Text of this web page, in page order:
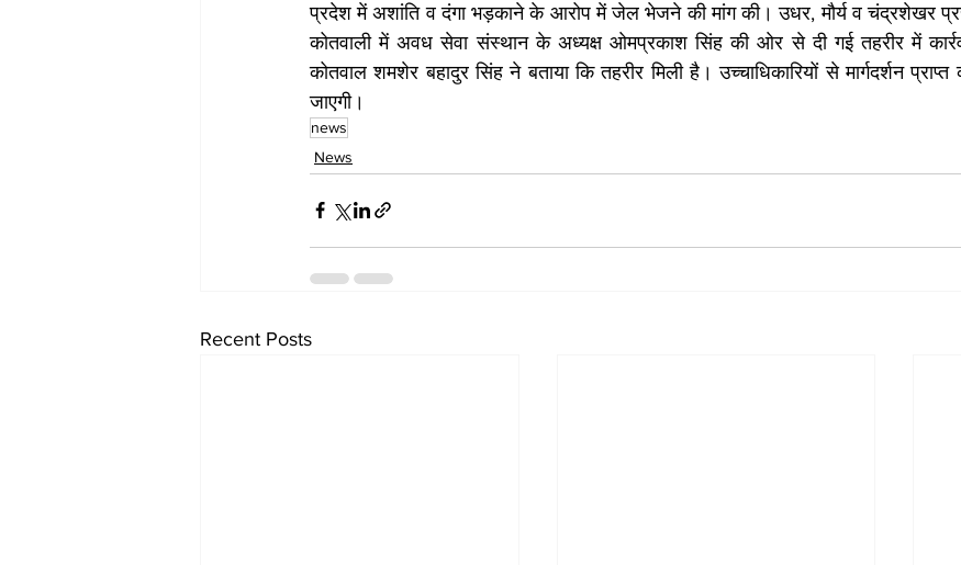
प्रदेश में अशांति व दंगा भड़काने के आरोप में जेल भेजने की मांग की। उधर, मौर्य व चंद्रशेखर
कोतवाली में अवध सेवा संस्थान के अध्यक्ष ओमप्रकाश सिंह की ओर से दी गई तहरीर में
कोतवाल शमशेर बहादुर सिंह ने बताया कि तहरीर मिली है। उच्चाधिकारियों से मार्गदर्शन
जाएगी।
news
News
Recent Posts